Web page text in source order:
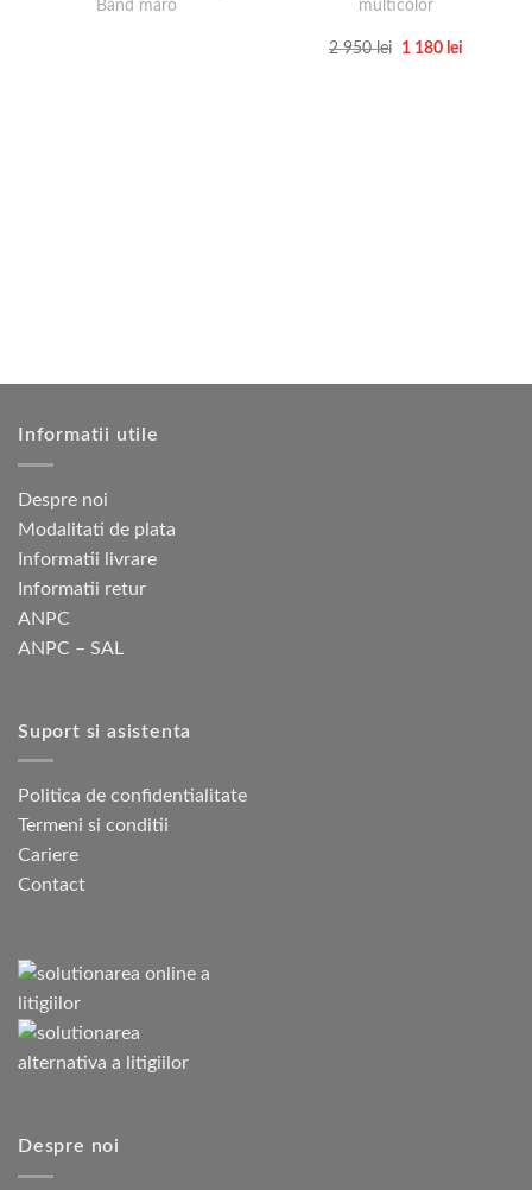
Band maro
multicolor
2 950lei
Prețul
1 180 lei
Informatii utile
Despre noi
Modalitati de plata
Informatii livrare
Informatii retur
ANPC
ANPC – SAL
Suport si asistenta
Politica de confidentialitate
Termeni si conditii
Cariere
Contact
Despre noi